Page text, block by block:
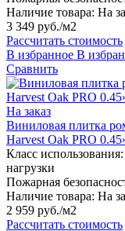
Наличие товара: На
3 349 руб./м2
Рассчитать стоимость
В избранное В
Сравнить
На заказ
Виниловая плитка
Harvest Oak PRO
Класс использования:
нагрузки
Пожарная
Наличие товара: На
2 959 руб./м2
Рассчитать стоимость